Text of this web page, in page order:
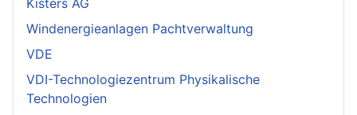
Kisters AG
Windenergieanlagen Pachtverwaltung
VDE
VDI-Technologiezentrum Physikalische
Technologien